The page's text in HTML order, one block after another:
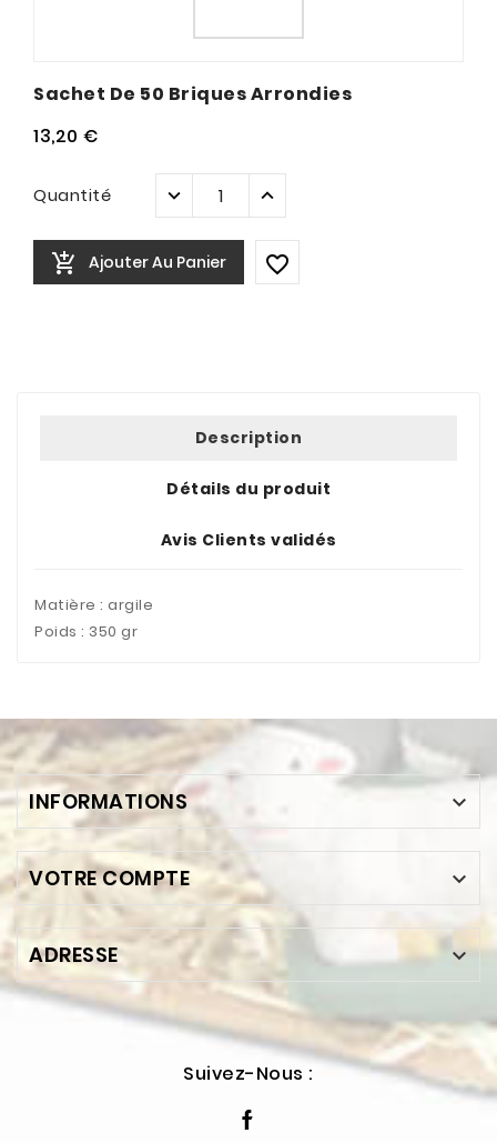
Sachet De 50 Briques Arrondies
13,20 €
Quantité
 Ajouter Au Panier 
Description
Détails du produit
Avis Clients validés
Matière : argile
Poids : 350 gr
INFORMATIONS 
VOTRE COMPTE 
ADRESSE 
Suivez-Nous :